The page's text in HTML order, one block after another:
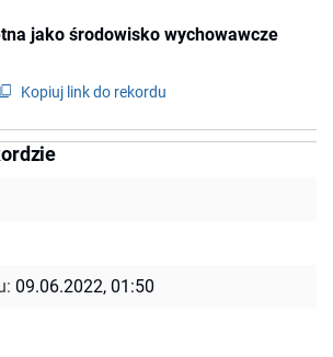
jako środowisko wychowawcze
Kopiuj link do rekordu
09.06.2022, 01:50